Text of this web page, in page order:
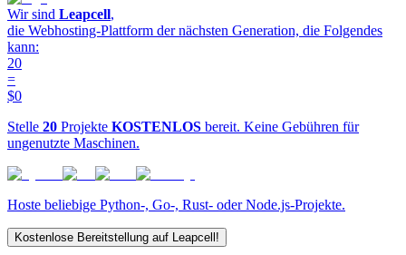
Wir sind Leapcell,
die Webhosting-Plattform der nächsten Generation, die Folgendes
kann:
20
=
$0
Stelle 20 Projekte KOSTENLOS bereit. Keine Gebühren für
ungenutzte Maschinen.
Hoste beliebige Python-, Go-, Rust- oder Node.js-Projekte.
Kostenlose Bereitstellung auf Leapcell!